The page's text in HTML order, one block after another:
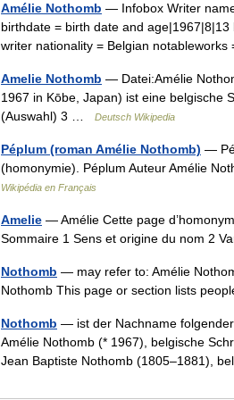
Amélie Nothomb — Infobox Writer
birthdate = birth date and
writer nationality = Belgian
Amelie Nothomb — Datei:Amélie
1967 in Kōbe, Japan) ist eine belgische
(Auswahl) 3 …
Deutsch Wikipedia
Péplum (roman Amélie Nothomb) —
(homonymie). Péplum Auteur Amélie
Wikipédia en Français
Amelie — Amélie Cette page
Sommaire 1 Sens et origine du nom 2
Nothomb — may refer to: Amélie
Nothomb This page or section lists
Nothomb — ist der Nachname
Amélie Nothomb (* 1967), belgische
Jean Baptiste Nothomb (1805–1881),